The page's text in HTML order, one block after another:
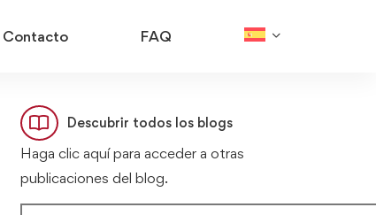
Contacto FAQ
Descubrir todos los blogs
Haga clic aquí para acceder a otras
publicaciones del blog.